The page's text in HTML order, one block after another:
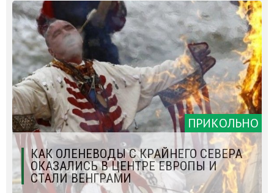
ПРИКОЛЬНО
КАК ОЛЕНЕВОДЫ С КРАЙНЕГО СЕВЕРА
ОКАЗАЛИСЬ В ЦЕНТРЕ ЕВРОПЫ И
СТАЛИ ВЕНГРАМИ